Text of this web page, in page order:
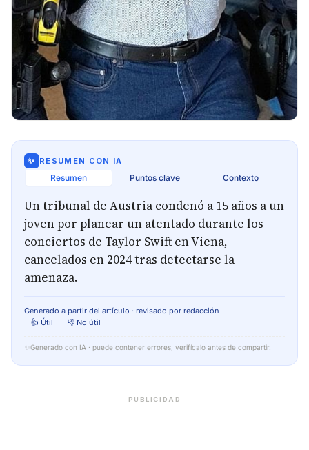
✨ RESUMEN CON IA
Resumen Puntos clave Contexto
Un tribunal de Austria condenó a 15 años a un
joven por planear un atentado durante los
conciertos de Taylor Swift en Viena,
cancelados en 2024 tras detectarse la
amenaza.
Generado a partir del artículo · revisado por redacción
👍 Útil
👎 No útil
✨ Generado con IA · puede contener errores, verifícalo antes de compartir.
PUBLICIDAD